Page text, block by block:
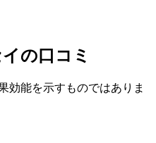
の口コミ
効能を示すものではありま